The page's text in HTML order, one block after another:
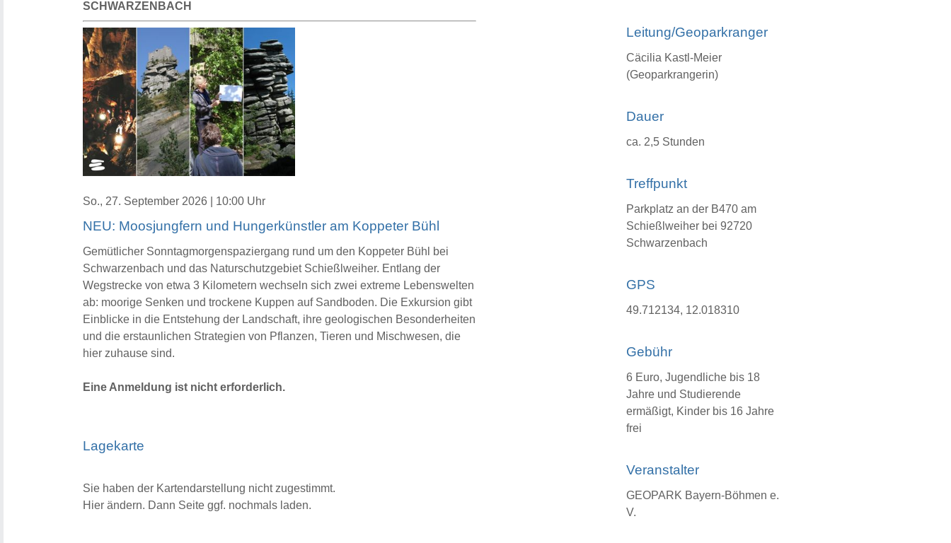
SCHWARZENBACH
So., 27. September 2026 | 10:00 Uhr
NEU: Moosjungfern und Hungerkünstler am Koppeter Bühl
Gemütlicher Sonntagmorgenspaziergang rund um den Koppeter Bühl bei
Schwarzenbach und das Naturschutzgebiet Schießlweiher. Entlang der
Wegstrecke von etwa 3 Kilometern wechseln sich zwei extreme Lebenswelten
ab: moorige Senken und trockene Kuppen auf Sandboden. Die Exkursion gibt
Einblicke in die Entstehung der Landschaft, ihre geologischen Besonderheiten
und die erstaunlichen Strategien von Pflanzen, Tieren und Mischwesen, die
hier zuhause sind.
Eine Anmeldung ist nicht erforderlich.
Lagekarte
Sie haben der Kartendarstellung nicht zugestimmt.
Hier ändern. Dann Seite ggf. nochmals laden.
Leitung/Geoparkranger
Cäcilia Kastl-Meier
(Geoparkrangerin)
Dauer
ca. 2,5 Stunden
Treffpunkt
Parkplatz an der B470 am
Schießlweiher bei 92720
Schwarzenbach
GPS
49.712134, 12.018310
Gebühr
6 Euro, Jugendliche bis 18
Jahre und Studierende
ermäßigt, Kinder bis 16 Jahre
frei
Veranstalter
GEOPARK Bayern-Böhmen e.
V.